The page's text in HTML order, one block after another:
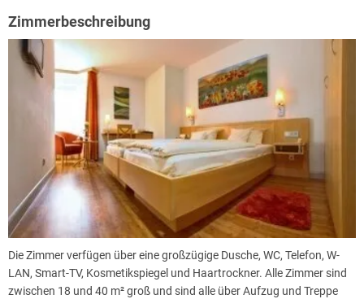
Zimmerbeschreibung
Die Zimmer verfügen über eine großzügige Dusche, WC, Telefon, W-
LAN, Smart-TV, Kosmetikspiegel und Haartrockner. Alle Zimmer sind
zwischen 18 und 40 m² groß und sind alle über Aufzug und Treppe